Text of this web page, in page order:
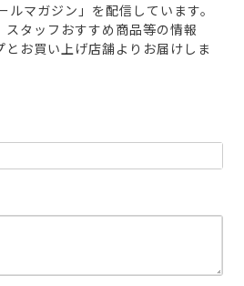
ルマガジン」を配信しています。
タッフおすすめ商品等の情報
お買い上げ店舗よりお届けしま